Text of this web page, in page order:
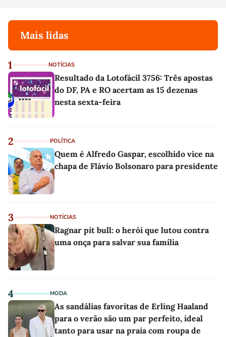
Mais lidas
1 NOTÍCIAS
Resultado da Lotofácil 3756: Três apostas
do DF, PA e RO acertam as 15 dezenas
nesta sexta-feira
2 POLÍTICA
Quem é Alfredo Gaspar, escolhido vice na
chapa de Flávio Bolsonaro para presidente
3 NOTÍCIAS
Ragnar pit bull: o herói que lutou contra
uma onça para salvar sua família
4 MODA
As sandálias favoritas de Erling Haaland
para o verão são um par perfeito, ideal
tanto para usar na praia com roupa de